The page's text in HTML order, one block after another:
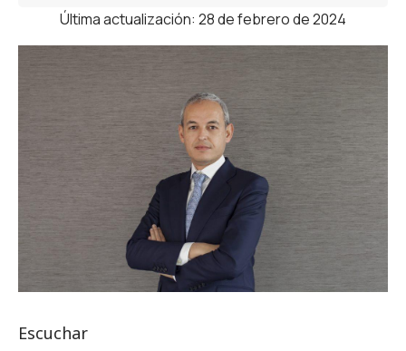
Última actualización: 28 de febrero de 2024
Escuchar